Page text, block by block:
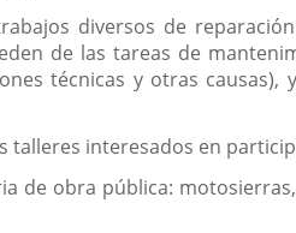
diversos de
de las tareas de
técnicas y otras causas),
interesados en
de obra pública: